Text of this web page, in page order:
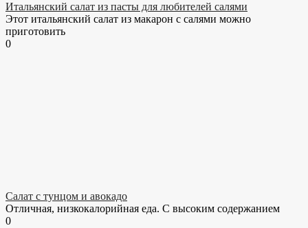
Итальянский салат из пасты для любителей салями
Этот итальянский салат из макарон с салями можно
приготовить
0
Салат с тунцом и авокадо
Отличная, низкокалорийная еда. С высоким содержанием
0